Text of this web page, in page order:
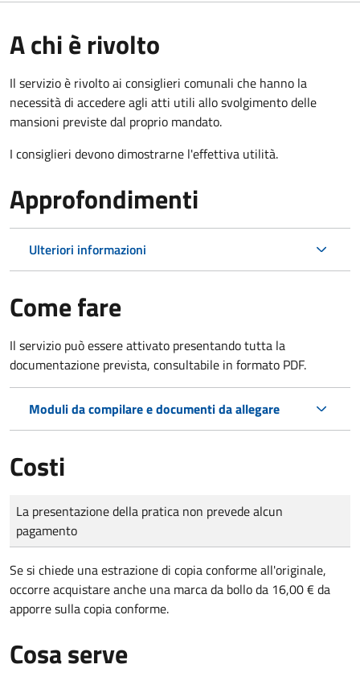
A chi è rivolto
Il servizio è rivolto ai consiglieri comunali che hanno la
necessità di accedere agli atti utili allo svolgimento delle
mansioni previste dal proprio mandato.
I consiglieri devono dimostrarne l'effettiva utilità.
Approfondimenti
Ulteriori informazioni
Come fare
Il servizio può essere attivato presentando tutta la
documentazione prevista, consultabile in formato PDF.
Moduli da compilare e documenti da allegare
Costi
Tipo di pagamento
Importo
La presentazione della pratica non prevede alcun
pagamento
Se si chiede una estrazione di copia conforme all'originale,
occorre acquistare anche una marca da bollo da 16,00 € da
apporre sulla copia conforme.
Cosa serve